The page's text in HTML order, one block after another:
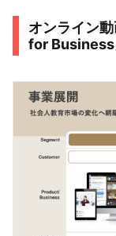
オンライン
for Business